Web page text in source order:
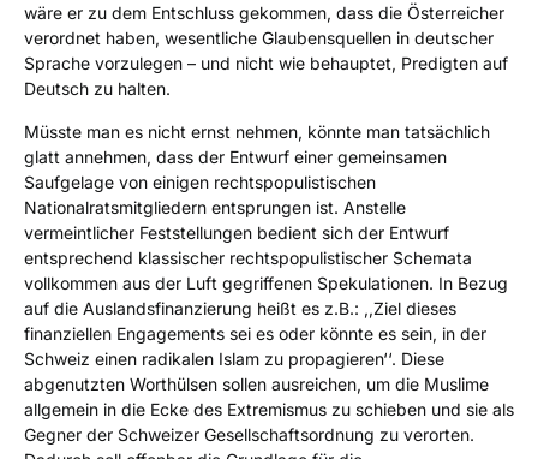
wäre er zu dem Entschluss gekommen, dass die Österreicher
verordnet haben, wesentliche Glaubensquellen in deutscher
Sprache vorzulegen – und nicht wie behauptet, Predigten auf
Deutsch zu halten.
Müsste man es nicht ernst nehmen, könnte man tatsächlich
glatt annehmen, dass der Entwurf einer gemeinsamen
Saufgelage von einigen rechtspopulistischen
Nationalratsmitgliedern entsprungen ist. Anstelle
vermeintlicher Feststellungen bedient sich der Entwurf
entsprechend klassischer rechtspopulistischer Schemata
vollkommen aus der Luft gegriffenen Spekulationen. In Bezug
auf die Auslandsfinanzierung heißt es z.B.: ,,Ziel dieses
finanziellen Engagements sei es oder könnte es sein, in der
Schweiz einen radikalen Islam zu propagieren‘‘. Diese
abgenutzten Worthülsen sollen ausreichen, um die Muslime
allgemein in die Ecke des Extremismus zu schieben und sie als
Gegner der Schweizer Gesellschaftsordnung zu verorten.